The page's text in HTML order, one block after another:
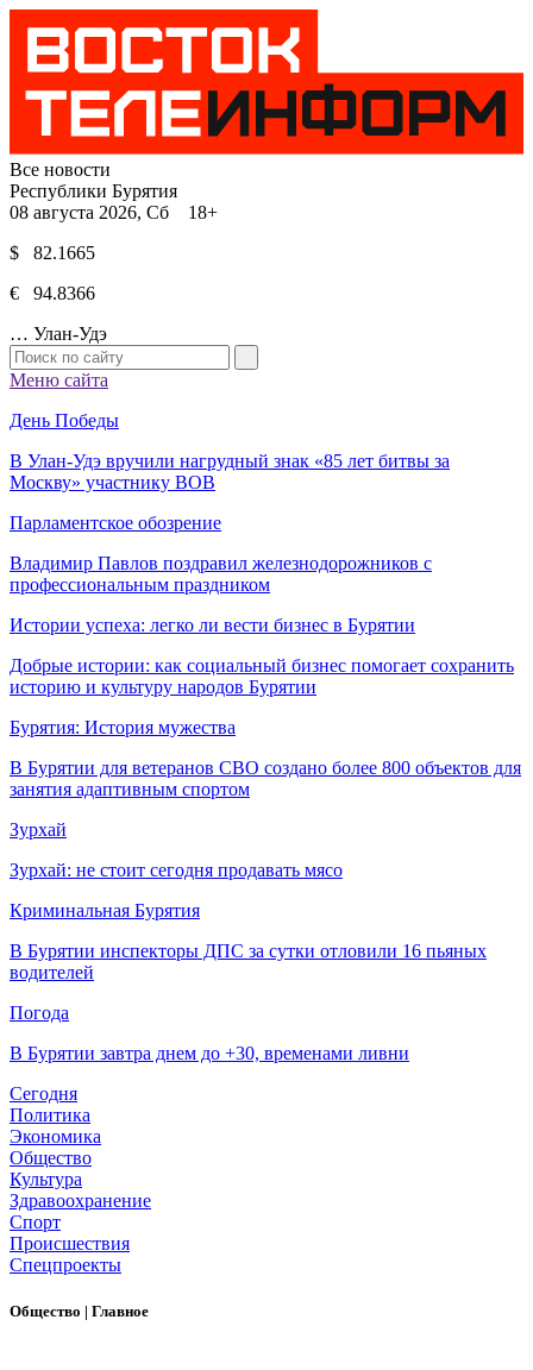
Все новости
Республики Бурятия
08 августа 2026, Сб 18+
$ 82.1665
€ 94.8366
… Улан-Удэ
Меню сайта
День Победы
В Улан-Удэ вручили нагрудный знак «85 лет битвы за
Москву» участнику ВОВ
Парламентское обозрение
Владимир Павлов поздравил железнодорожников с
профессиональным праздником
Истории успеха: легко ли вести бизнес в Бурятии
Добрые истории: как социальный бизнес помогает сохранить
историю и культуру народов Бурятии
Бурятия: История мужества
В Бурятии для ветеранов СВО создано более 800 объектов для
занятия адаптивным спортом
Зурхай
Зурхай: не стоит сегодня продавать мясо
Криминальная Бурятия
В Бурятии инспекторы ДПС за сутки отловили 16 пьяных
водителей
Погода
В Бурятии завтра днем до +30, временами ливни
Сегодня
Политика
Экономика
Общество
Культура
Здравоохранение
Спорт
Происшествия
Спецпроекты
Общество | Главное